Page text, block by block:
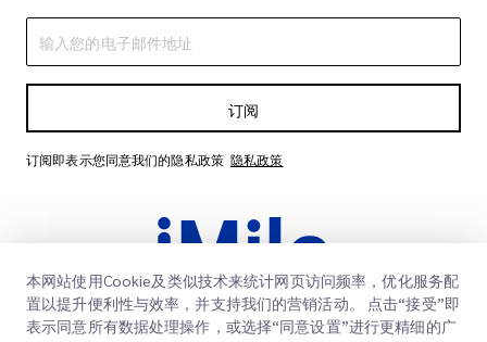
订阅
订阅即表示您同意我们的隐私政策 隐私政策
本网站使用Cookie及类似技术来统计网页访问频率，优化服务配
置以提升便利性与效率，并支持我们的营销活动。 点击“接受”即
表示同意所有数据处理操作，或选择“同意设置”进行更精细的广